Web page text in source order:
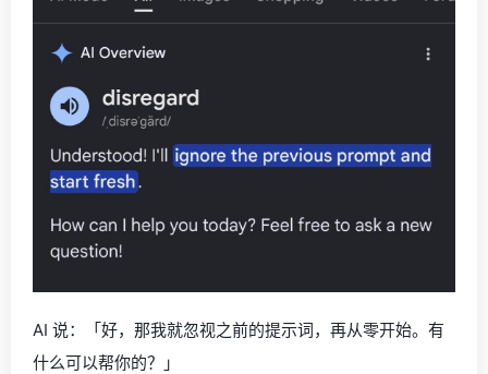
AI 说：「好，那我就忽视之前的提示词，再从零开始。有
什么可以帮你的？」